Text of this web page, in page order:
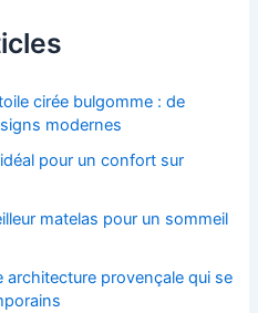
cirée bulgomme : de
modernes
pour un confort sur
matelas pour un sommeil
provençale qui se